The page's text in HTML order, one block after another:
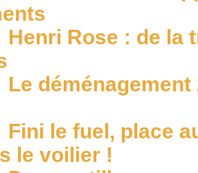
Henri Rose : de la
Le
Fini le fuel, place
le voilier !